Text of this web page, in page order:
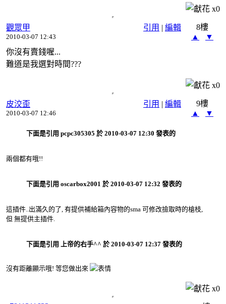
x0
引用 | 編輯
觀眾甲
2010-03-07 12:43
8樓
▲
▼
你沒有賣錢喔...
難道是我選對時間???
x0
引用 | 編輯
皮洨歪
2010-03-07 12:46
9樓
▲
▼
下面是引用 pcpc305305 於 2010-03-07 12:30 發表的
兩個都有哦!!
下面是引用 oscarbox2001 於 2010-03-07 12:32 發表的
這插件..出滿久的了, 有提供補給箱內容物的sma 可修改撿取時的槍枝,
但 無提供主插件.
下面是引用 上帝的右手^^ 於 2010-03-07 12:37 發表的
沒有距離顯示哦! 等您做出來
x0